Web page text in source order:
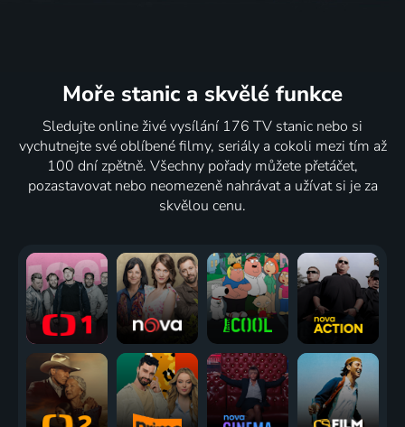
Moře stanic a skvělé funkce
Sledujte online živé vysílání 176 TV stanic nebo si
vychutnejte své oblíbené filmy, seriály a cokoli mezi tím až
100 dní zpětně. Všechny pořady můžete přetáčet,
pozastavovat nebo neomezeně nahrávat a užívat si je za
skvělou cenu.